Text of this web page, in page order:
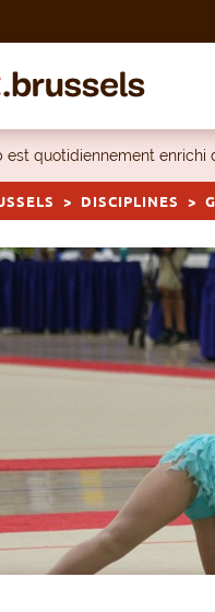
est quotidiennement enrichi
DISCIPLINES